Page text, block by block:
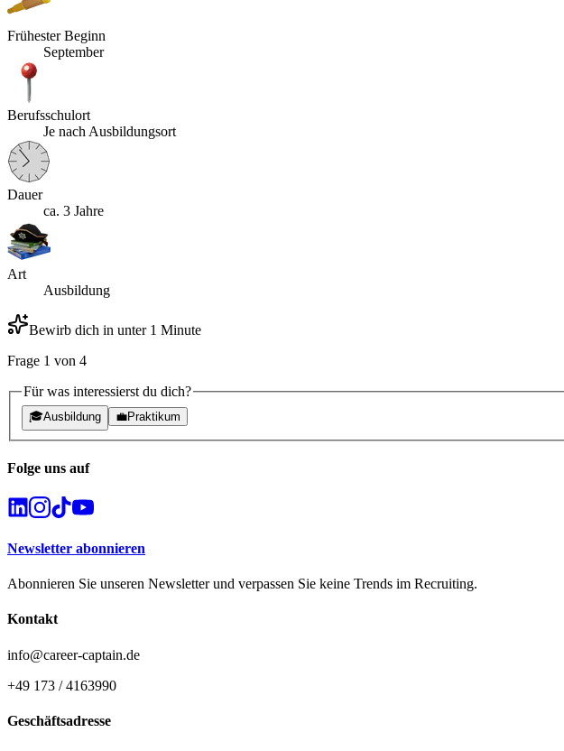
Frühester Beginn
September
Berufsschulort
Je nach Ausbildungsort
Dauer
ca. 3 Jahre
Art
Ausbildung
Bewirb dich in unter 1 Minute
Frage 1 von 4
Für was interessierst du dich?
🎓Ausbildung 💼Praktikum
Folge uns auf
Newsletter abonnieren
Abonnieren Sie unseren Newsletter und verpassen Sie keine Trends im Recruiting.
Kontakt
info@career-captain.de
+49 173 / 4163990
Geschäftsadresse